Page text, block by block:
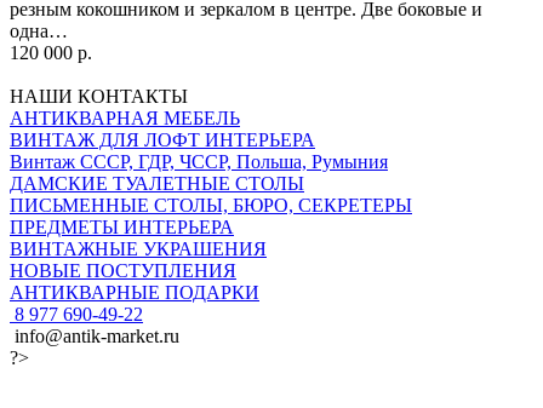
резным кокошником и зеркалом в центре. Две боковые и
одна…
120 000 р.
НАШИ КОНТАКТЫ
АНТИКВАРНАЯ МЕБЕЛЬ
ВИНТАЖ ДЛЯ ЛОФТ ИНТЕРЬЕРА
Винтаж СССР, ГДР, ЧССР, Польша, Румыния
ДАМСКИЕ ТУАЛЕТНЫЕ СТОЛЫ
ПИСЬМЕННЫЕ СТОЛЫ, БЮРО, СЕКРЕТЕРЫ
ПРЕДМЕТЫ ИНТЕРЬЕРА
ВИНТАЖНЫЕ УКРАШЕНИЯ
НОВЫЕ ПОСТУПЛЕНИЯ
АНТИКВАРНЫЕ ПОДАРКИ
8 977 690-49-22
info@antik-market.ru
?>